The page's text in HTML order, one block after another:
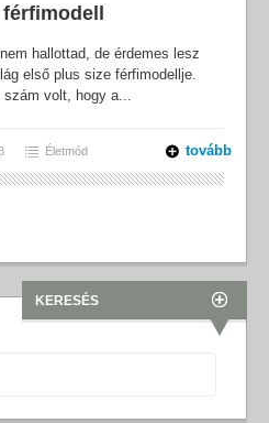
hallottad, de érdemes lesz
első plus size férfimodellje.
volt, hogy a...
Életmód tovább
KERESÉS